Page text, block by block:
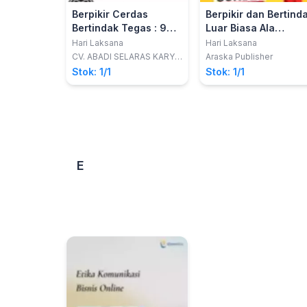
Berpikir Cerdas
Bertindak Tegas : 9
Langkah Menjadi
Pribadi Berwibawa,
Karismatik, dan
Disukai Semua Orang
Hari Laksana
CV. ABADI SELARAS KARYA
(ARASKA)
Stok: 1/1
Berpikir dan
Luar Biasa Ala
Pebisnis Sukses
Dunia
Hari Laksana
Araska Publisher
Stok: 1/1
E